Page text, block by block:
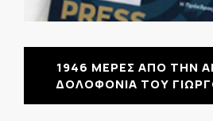
1946 ΜΕΡΕΣ ΑΠΟ ΤΗΝ
ΔΟΛΟΦΟΝΙΑ ΤΟΥ